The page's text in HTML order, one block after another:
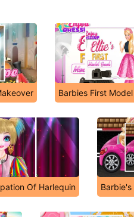
Barbies First
Of Harlequin